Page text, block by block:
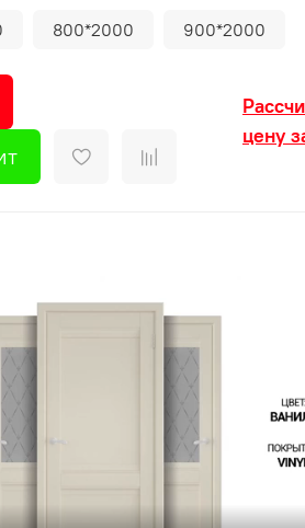
800*2000 900*2000
цену